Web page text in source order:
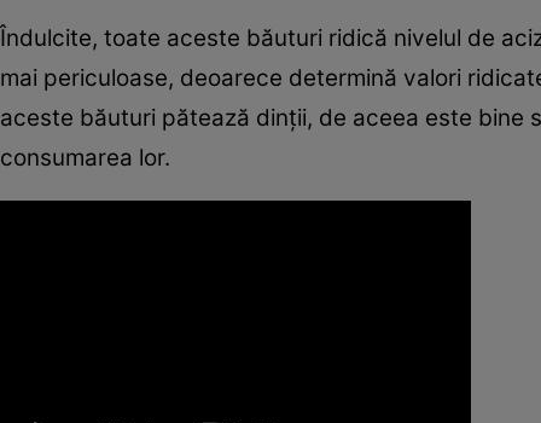
Îndulcite, toate aceste băuturi ridică nivelul de
mai periculoase, deoarece determină valori
aceste băuturi pătează dinţii, de aceea este bine
consumarea lor.